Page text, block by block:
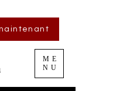
ME
NU